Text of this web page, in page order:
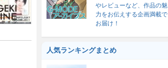
やレビューなど、作品の魅
力をお伝えする企画満載で
お届け！
人気ランキングまとめ